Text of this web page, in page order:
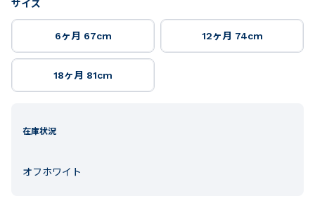
サイズ
6ヶ月 67cm 12ヶ月 74cm
18ヶ月 81cm
在庫状況
オフホワイト